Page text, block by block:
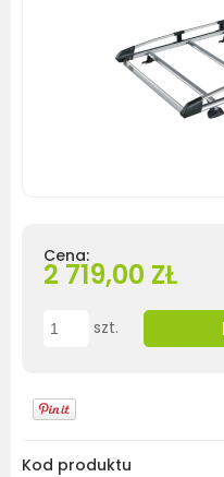
Kod produktu
Cena:
2 719,00 ZŁ
szt.